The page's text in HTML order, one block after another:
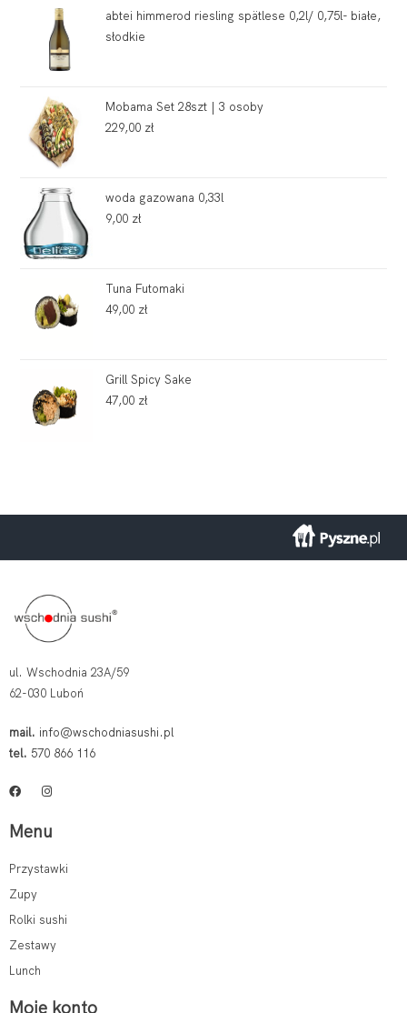
abtei himmerod riesling spätlese 0,2l/ 0,75l- białe,
słodkie
Mobama Set 28szt | 3 osoby
229,00 zł
woda gazowana 0,33l
9,00 zł
Tuna Futomaki
49,00 zł
Grill Spicy Sake
47,00 zł
ul. Wschodnia 23A/59
62-030 Luboń
mail. info@wschodniasushi.pl
tel. 570 866 116
Menu
Przystawki
Zupy
Rolki sushi
Zestawy
Lunch
Moje konto